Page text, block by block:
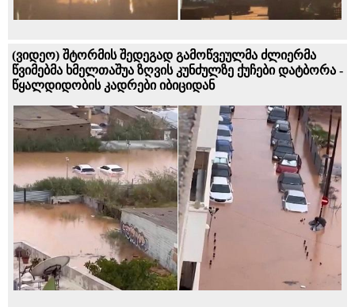
(ვიდეო) შტორმის შედეგად გამოწვეულმა ძლიერმა
წვიმებმა ხმელთაშუა ზღვის კუნძულზე ქუჩები დატბორა -
წყალდიდობის კადრები იბიციდან